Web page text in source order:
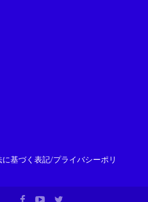
基づく表記/プライバシーポリ